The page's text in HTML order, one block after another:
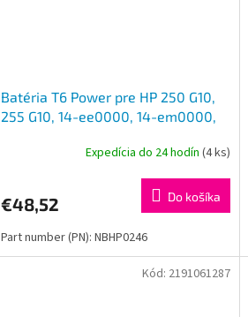
Batéria T6 Power pre HP 250 G10,
255 G10, 14-ee0000, 14-em0000,
Expedícia do 24 hodín (4 ks)
€48,52 Do košíka
Part number (PN): NBHP0246
Kód: 2191061287